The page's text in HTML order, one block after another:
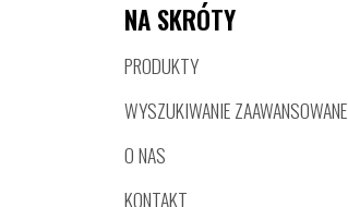
NA SKRÓTY
PRODUKTY
WYSZUKIWANIE ZAAWANSOWANE
O NAS
KONTAKT